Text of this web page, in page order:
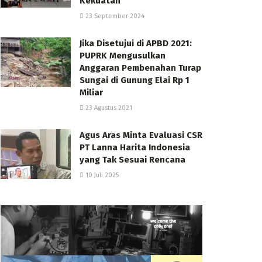
23 September 2024
Jika Disetujui di APBD 2021:
PUPRK Mengusulkan
Anggaran Pembenahan Turap
Sungai di Gunung Elai Rp 1
Miliar
23 Agustus 2021
Agus Aras Minta Evaluasi CSR
PT Lanna Harita Indonesia
yang Tak Sesuai Rencana
10 Juli 2025